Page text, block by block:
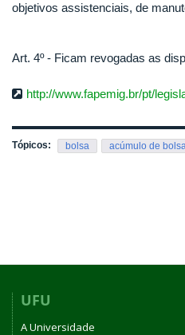
objetivos assistenciais, de
Art. 4º - Ficam revogadas as
http://www.fapemig.br/pt/
Tópicos: bolsa acúmulo de
UFU
A Universidade